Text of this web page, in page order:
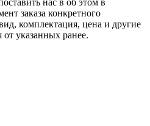
нас в об этом в
заказа конкретного
комплектация, цена и другие
от указанных ранее.